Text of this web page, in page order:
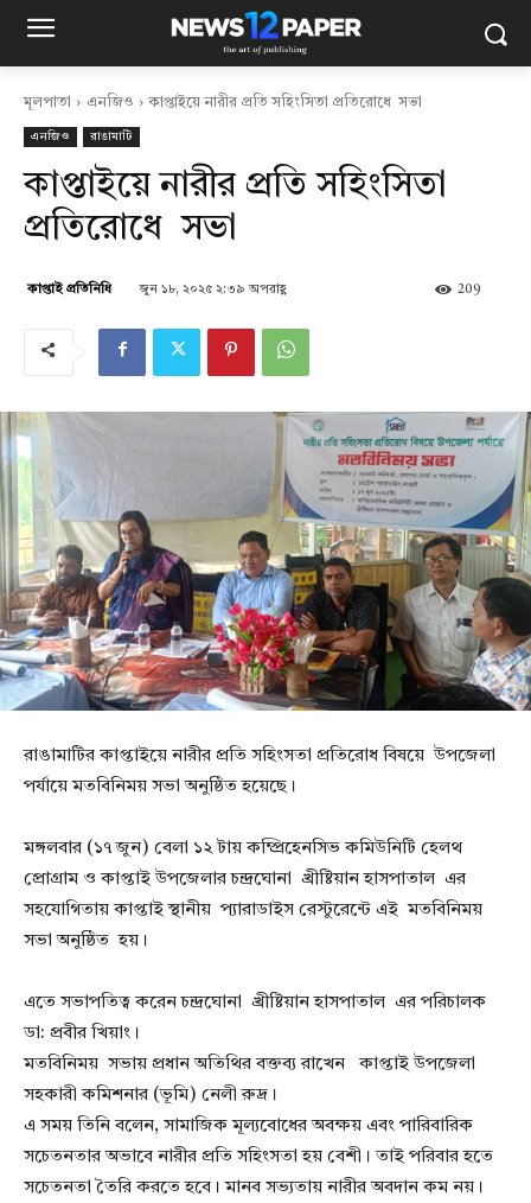
মূলপাতা এনজিও কাপ্তাইয়ে নারীর প্রতি সহিংসিতা প্রতিরোধে সভা
এনজিও রাঙামাটি
কাপ্তাইয়ে নারীর প্রতি সহিংসিতা
প্রতিরোধে সভা
কাপ্তাই প্রতিনিধি জুন ১৮, ২০২৫ ২:৩৯ অপরাহ্ণ 209
রাঙামাটির কাপ্তাইয়ে নারীর প্রতি সহিংসতা প্রতিরোধ বিষয়ে উপজেলা
পর্যায়ে মতবিনিময় সভা অনুষ্ঠিত হয়েছে।
মঙ্গলবার (১৭ জুন) বেলা ১২ টায় কম্প্রিহেনসিভ কমিউনিটি হেলথ
প্রোগ্রাম ও কাপ্তাই উপজেলার চন্দ্রঘোনা খ্রীষ্টিয়ান হাসপাতাল এর
সহযোগিতায় কাপ্তাই স্থানীয় প্যারাডাইস রেস্টুরেন্টে এই মতবিনিময়
সভা অনুষ্ঠিত হয়।
এতে সভাপতিত্ব করেন চন্দ্রঘোনা খ্রীষ্টিয়ান হাসপাতাল এর পরিচালক
ডা: প্রবীর খিয়াং।
মতবিনিময় সভায় প্রধান অতিথির বক্তব্য রাখেন কাপ্তাই উপজেলা
সহকারী কমিশনার (ভূমি) নেলী রুদ্র।
এ সময় তিনি বলেন, সামাজিক মূল্যবোধের অবক্ষয় এবং পারিবারিক
সচেতনতার অভাবে নারীর প্রতি সহিংসতা হয় বেশী। তাই পরিবার হতে
সচেতনতা তৈরি করতে হবে। মানব সভ্যতায় নারীর অবদান কম নয়।